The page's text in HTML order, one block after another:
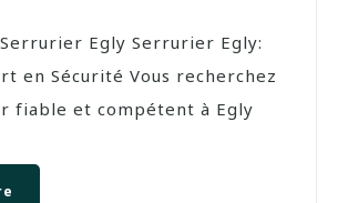
Egly Serrurier Egly:
en Sécurité Vous recherchez
fiable et compétent à Egly